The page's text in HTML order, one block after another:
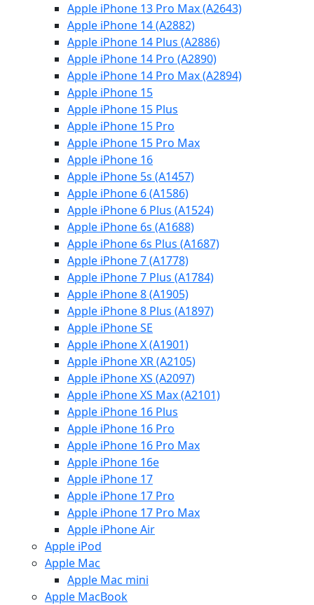
Apple iPhone 13 Pro Max (A2643)
Apple iPhone 14 (A2882)
Apple iPhone 14 Plus (A2886)
Apple iPhone 14 Pro (A2890)
Apple iPhone 14 Pro Max (A2894)
Apple iPhone 15
Apple iPhone 15 Plus
Apple iPhone 15 Pro
Apple iPhone 15 Pro Max
Apple iPhone 16
Apple iPhone 5s (A1457)
Apple iPhone 6 (A1586)
Apple iPhone 6 Plus (A1524)
Apple iPhone 6s (A1688)
Apple iPhone 6s Plus (A1687)
Apple iPhone 7 (A1778)
Apple iPhone 7 Plus (A1784)
Apple iPhone 8 (A1905)
Apple iPhone 8 Plus (A1897)
Apple iPhone SE
Apple iPhone X (A1901)
Apple iPhone XR (A2105)
Apple iPhone XS (A2097)
Apple iPhone XS Max (A2101)
Apple iPhone 16 Plus
Apple iPhone 16 Pro
Apple iPhone 16 Pro Max
Apple iPhone 16e
Apple iPhone 17
Apple iPhone 17 Pro
Apple iPhone 17 Pro Max
Apple iPhone Air
Apple iPod
Apple Mac
Apple Mac mini
Apple MacBook